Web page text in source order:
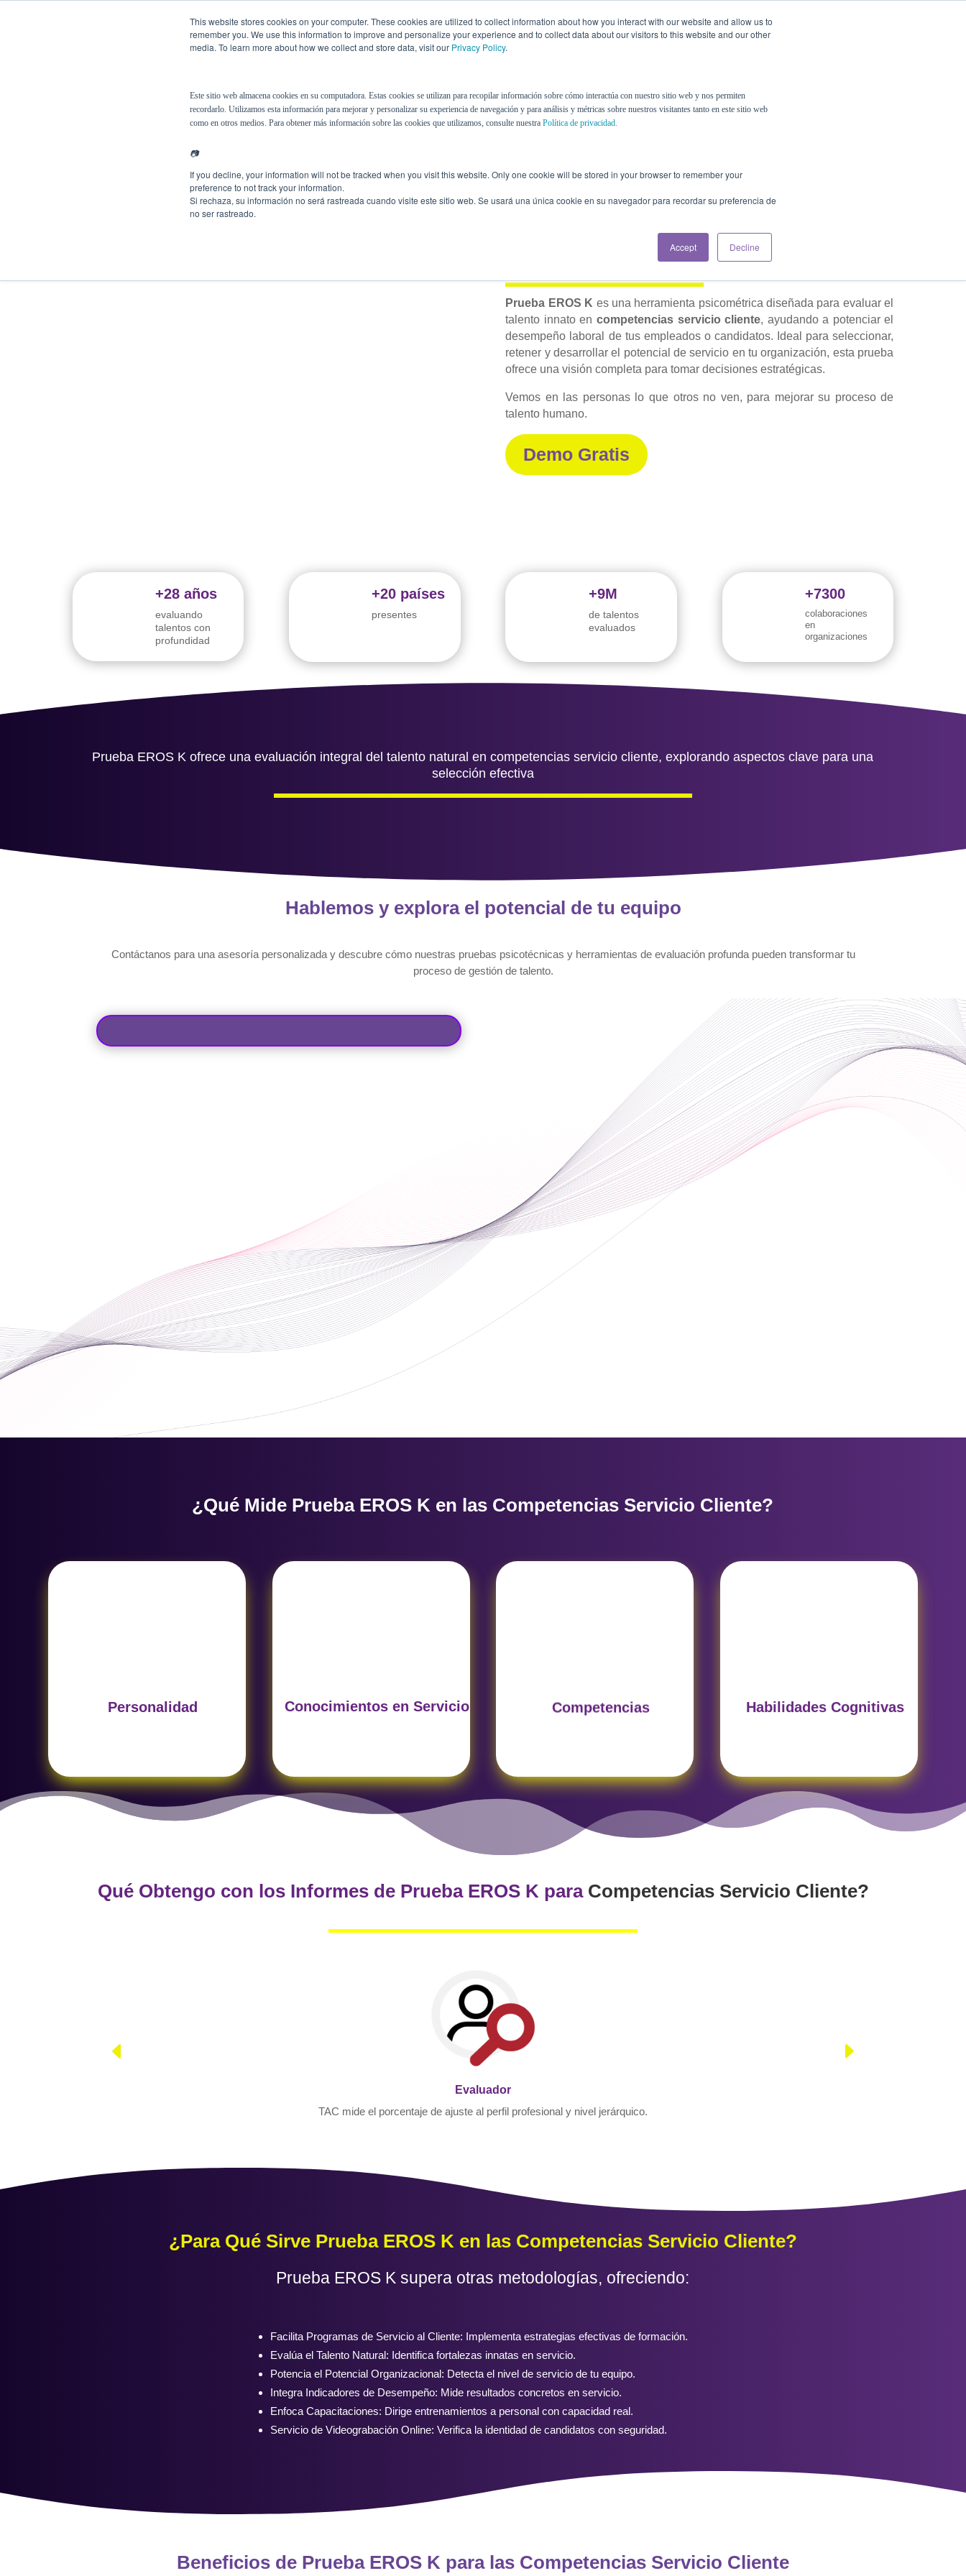
This website stores cookies on your computer. These cookies are utilized to collect information about how you interact with our website and allow us to
remember you. We use this information to improve and personalize your experience and to collect data about our visitors to this website and our other
media. To learn more about how we collect and store data, visit our Privacy Policy.
Este sitio web almacena cookies en su computadora. Estas cookies se utilizan para recopilar información sobre cómo interactúa con nuestro sitio web y nos permiten
recordarlo. Utilizamos esta información para mejorar y personalizar su experiencia de navegación y para análisis y métricas sobre nuestros visitantes tanto en este sitio web
como en otros medios. Para obtener más información sobre las cookies que utilizamos, consulte nuestra Política de privacidad.
📷
If you decline, your information will not be tracked when you visit this website. Only one cookie will be stored in your browser to remember your
preference to not track your information.
Si rechaza, su información no será rastreada cuando visite este sitio web. Se usará una única cookie en su navegador para recordar su preferencia de
no ser rastreado.
Accept Decline
Español Soluciones Nosotros Recursos Blog
Competencias Servicio Cliente con
Prueba EROS K:Potencia el Talento
Prueba EROS K es una herramienta psicométrica diseñada para evaluar el
talento innato en competencias servicio cliente, ayudando a potenciar el
desempeño laboral de tus empleados o candidatos. Ideal para seleccionar,
retener y desarrollar el potencial de servicio en tu organización, esta prueba
ofrece una visión completa para tomar decisiones estratégicas.
Vemos en las personas lo que otros no ven, para mejorar su proceso de
talento humano.
Demo Gratis
+28 años
evaluando
talentos con
profundidad
+20 países
presentes
+9M
de talentos
evaluados
+7300
colaboraciones
en
organizaciones
Prueba EROS K ofrece una evaluación integral del talento natural en competencias servicio cliente, explorando aspectos clave para una
selección efectiva
Hablemos y explora el potencial de tu equipo
Contáctanos para una asesoría personalizada y descubre cómo nuestras pruebas psicotécnicas y herramientas de evaluación profunda pueden transformar tu
proceso de gestión de talento.
¿Qué Mide Prueba EROS K en las Competencias Servicio Cliente?
Personalidad Conocimientos en Servicio Competencias Habilidades Cognitivas
Qué Obtengo con los Informes de Prueba EROS K para Competencias Servicio Cliente?
Evaluador
TAC mide el porcentaje de ajuste al perfil profesional y nivel jerárquico.
¿Para Qué Sirve Prueba EROS K en las Competencias Servicio Cliente?
Prueba EROS K supera otras metodologías, ofreciendo:
Facilita Programas de Servicio al Cliente: Implementa estrategias efectivas de formación.
Evalúa el Talento Natural: Identifica fortalezas innatas en servicio.
Potencia el Potencial Organizacional: Detecta el nivel de servicio de tu equipo.
Integra Indicadores de Desempeño: Mide resultados concretos en servicio.
Enfoca Capacitaciones: Dirige entrenamientos a personal con capacidad real.
Servicio de Videograbación Online: Verifica la identidad de candidatos con seguridad.
Beneficios de Prueba EROS K para las Competencias Servicio Cliente